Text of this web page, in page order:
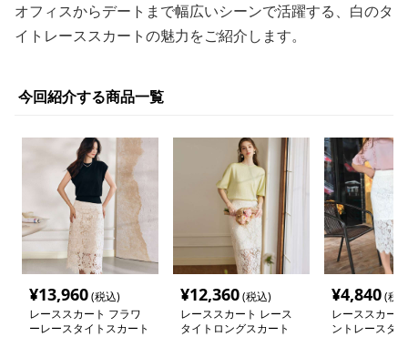
オフィスからデートまで幅広いシーンで活躍する、白のタ
イトレーススカートの魅力をご紹介します。
今回紹介する商品一覧
¥13,960(税込)
レーススカート フラワ
ーレースタイトスカート
¥12,360(税込)
レーススカート レース
タイトロングスカート
¥4,840(税
レーススカー
ントレースタ